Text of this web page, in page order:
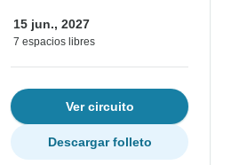
15 jun., 2027
7 espacios libres
Ver circuito
Descargar folleto